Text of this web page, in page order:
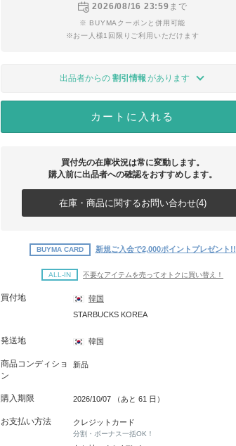
2026/08/16 23:59 まで
※ BUYMAクーポンと併用可能
※お一人様1回限りご利用いただけます
出品者からの 割引情報 があります
カートに入れる
買付先の在庫状況は常に変動します。
購入前に出品者への確認をおすすめします。
在庫・商品に関するお問い合わせ(4)
BUYMA CARD 新規ご入会で2,000ポイントプレゼント!!
ALL-IN 不要なアイテムを売ってオトクに買い替え！
買付地
韓国
STARBUCKS KOREA
発送地 韓国
商品コンディショ
ン
新品
購入期限 2026/10/07 （あと 61 日）
お支払い方法 クレジットカード
分割・ボーナス一括OK！